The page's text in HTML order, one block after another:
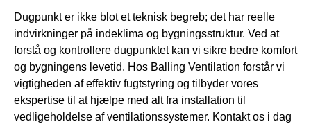
Dugpunkt er ikke blot et teknisk begreb; det har reelle
indvirkninger på indeklima og bygningsstruktur. Ved at
forstå og kontrollere dugpunktet kan vi sikre bedre komfort
og bygningens levetid. Hos Balling Ventilation forstår vi
vigtigheden af effektiv fugtstyring og tilbyder vores
ekspertise til at hjælpe med alt fra installation til
vedligeholdelse af ventilationssystemer. Kontakt os i dag